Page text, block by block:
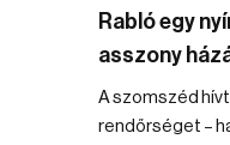
Rabló egy
asszony
A szomszéd
rendőrséget –